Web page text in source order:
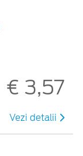
€ 3,57
Vezi detalii